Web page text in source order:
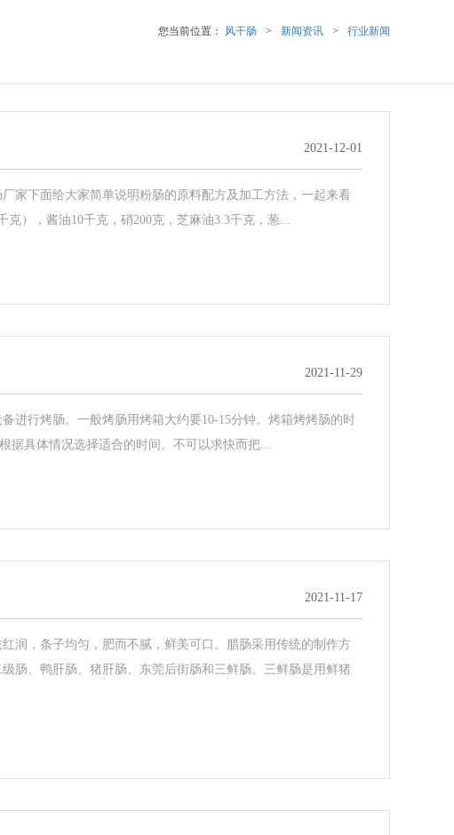
您当前位置： 风干肠 > 新闻资讯 > 行业新闻
2021-12-01
家下面给大家简单说明粉肠的原料配方及加工方法，一起来看
），酱油10千克，硝200克，芝麻油3.3千克，葱...
2021-11-29
进行烤肠。一般烤肠用烤箱大约要10-15分钟。烤箱烤烤肠的时
据具体情况选择适合的时间。不可以求快而把...
2021-11-17
润，条子均匀，肥而不腻，鲜美可口。腊肠采用传统的制作方
肠、鸭肝肠、猪肝肠、东莞后街肠和三鲜肠。三鲜肠是用鲜猪